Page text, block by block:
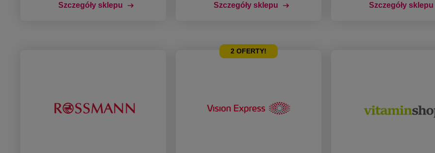
Szczegóły sklepu Szczegóły sklepu Szczegóły sklepu
2 OFERTY!